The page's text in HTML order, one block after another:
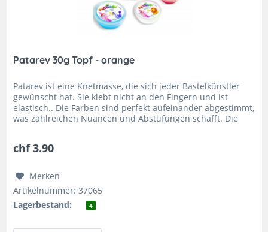
Patarev 30g Topf - orange
Patarev ist eine Knetmasse, die sich jeder Bastelkünstler
gewünscht hat. Sie klebt nicht an den Fingern und ist
elastisch.. Die Farben sind perfekt aufeinander abgestimmt,
was zahlreichen Nuancen und Abstufungen schafft. Die
chf 3.90
Merken
Artikelnummer: 37065
Lagerbestand:
4